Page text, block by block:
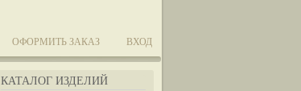
ОФОРМИТЬ ЗАКАЗ ВХОД
КАТАЛОГ ИЗДЕЛИЙ